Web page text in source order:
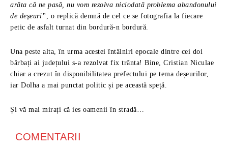
arăta că ne pasă, nu vom rezolva niciodată problema abandonului
de deșeuri” , o replică demnă de cel ce se fotografia la fiecare
petic de asfalt turnat din bordură-n bordură.
Una peste alta, în urma acestei întâlniri epocale dintre cei doi
bărbați ai județului s-a rezolvat fix trânta! Bine, Cristian Niculae
chiar a crezut în disponibilitatea prefectului pe tema deșeurilor,
iar Dolha a mai punctat politic și pe această speță.
Și vă mai mirați că ies oamenii în stradă…
COMENTARII